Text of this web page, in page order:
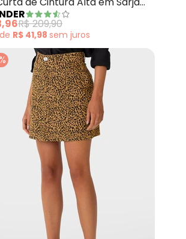
(Preto)
R$ 209,90
de R$ 41,98 sem juros